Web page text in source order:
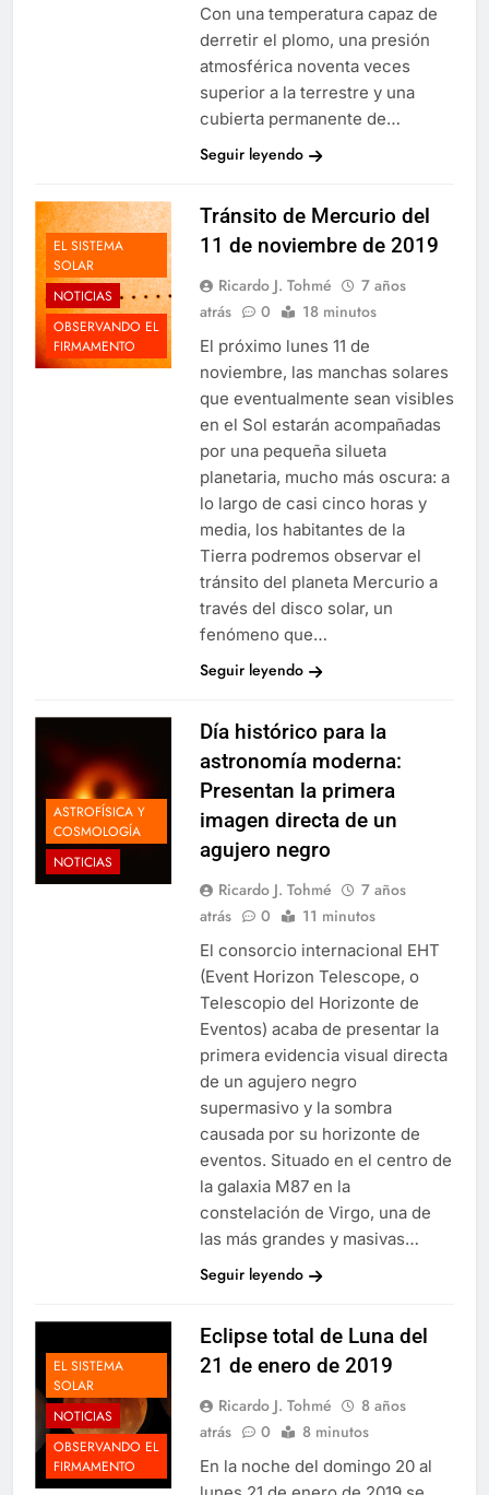
Con una temperatura capaz de
derretir el plomo, una presión
atmosférica noventa veces
superior a la terrestre y una
cubierta permanente de…
Seguir leyendo
EL SISTEMA
SOLAR
NOTICIAS
OBSERVANDO EL
FIRMAMENTO
Tránsito de Mercurio del
11 de noviembre de 2019
Ricardo J. Tohmé
7 años
atrás
0 18 minutos
El próximo lunes 11 de
noviembre, las manchas solares
que eventualmente sean visibles
en el Sol estarán acompañadas
por una pequeña silueta
planetaria, mucho más oscura: a
lo largo de casi cinco horas y
media, los habitantes de la
Tierra podremos observar el
tránsito del planeta Mercurio a
través del disco solar, un
fenómeno que…
Seguir leyendo
ASTROFÍSICA Y
COSMOLOGÍA
NOTICIAS
Día histórico para la
astronomía moderna:
Presentan la primera
imagen directa de un
agujero negro
Ricardo J. Tohmé
7 años
atrás
0 11 minutos
El consorcio internacional EHT
(Event Horizon Telescope, o
Telescopio del Horizonte de
Eventos) acaba de presentar la
primera evidencia visual directa
de un agujero negro
supermasivo y la sombra
causada por su horizonte de
eventos. Situado en el centro de
la galaxia M87 en la
constelación de Virgo, una de
las más grandes y masivas…
Seguir leyendo
EL SISTEMA
SOLAR
NOTICIAS
OBSERVANDO EL
FIRMAMENTO
Eclipse total de Luna del
21 de enero de 2019
Ricardo J. Tohmé
8 años
atrás
0 8 minutos
En la noche del domingo 20 al